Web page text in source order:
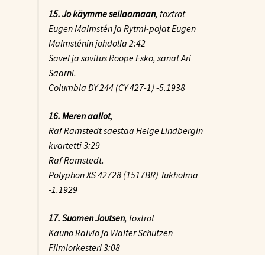
15. Jo käymme seilaamaan, foxtrot
Eugen Malmstén ja Rytmi-pojat Eugen
Malmsténin johdolla 2:42
Sävel ja sovitus Roope Esko, sanat Ari
Saarni.
Columbia DY 244 (CY 427-1) -5.1938
16. Meren aallot,
Raf Ramstedt säestää Helge Lindbergin
kvartetti 3:29
Raf Ramstedt.
Polyphon XS 42728 (1517BR) Tukholma
-1.1929
17. Suomen Joutsen, foxtrot
Kauno Raivio ja Walter Schützen
Filmiorkesteri 3:08